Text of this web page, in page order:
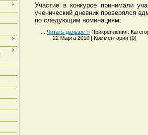
Участие в конкурсе принимали
ученический дневник проверялся
по следующим номинациям:
...Читать дальше » Прикрепления:
22 Марта 2010 | Комментарии (0)